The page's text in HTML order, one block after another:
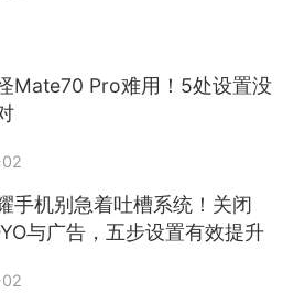
击缴费
击查看详情
法院、涉案、冻结，瞬间
求操作，甚至主动转账“解
Mate70 Pro难用！5处设置没
手机别急着吐槽系统！关闭
与广告，五步设置有效提升